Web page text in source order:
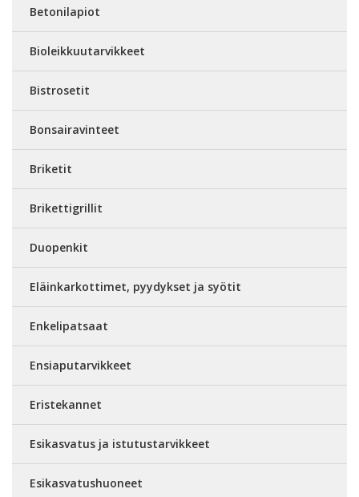
Betonilapiot
Bioleikkuutarvikkeet
Bistrosetit
Bonsairavinteet
Briketit
Brikettigrillit
Duopenkit
Eläinkarkottimet, pyydykset ja syötit
Enkelipatsaat
Ensiaputarvikkeet
Eristekannet
Esikasvatus ja istutustarvikkeet
Esikasvatushuoneet